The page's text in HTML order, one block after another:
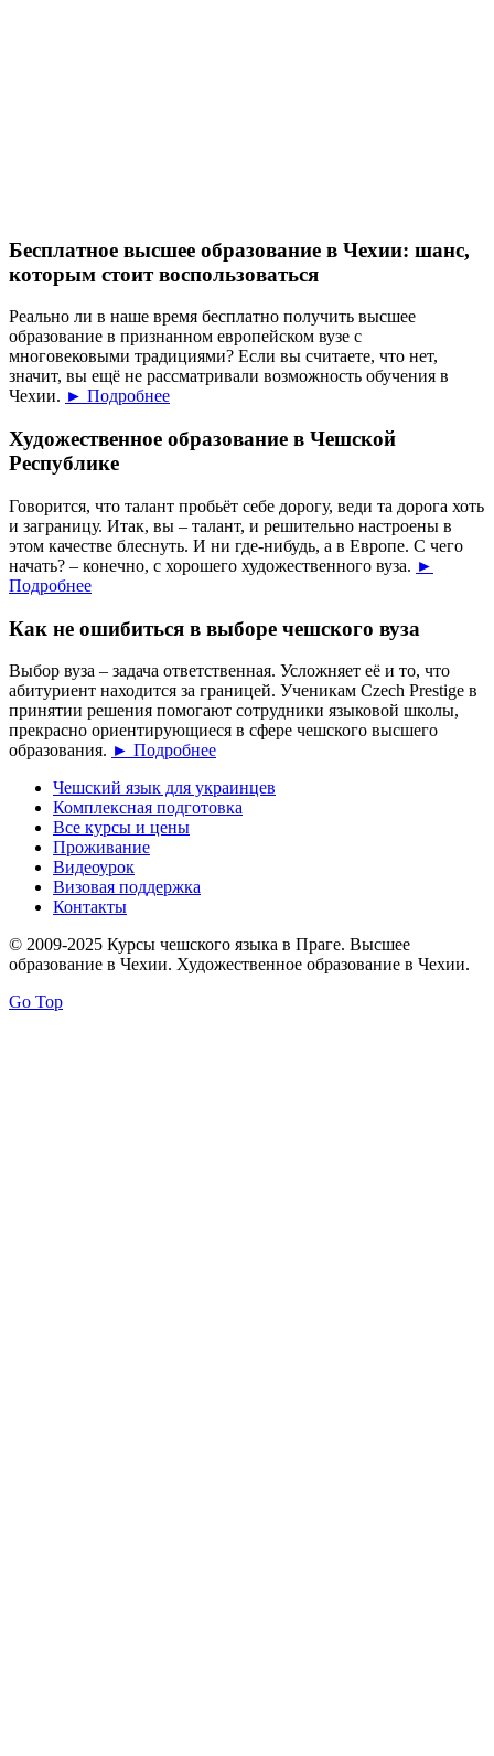
Бесплатное высшее образование в Чехии: шанс,
которым стоит воспользоваться
Реально ли в наше время бесплатно получить высшее
образование в признанном европейском вузе с
многовековыми традициями? Если вы считаете, что нет,
значит, вы ещё не рассматривали возможность обучения в
Чехии. ► Подробнее
Художественное образование в Чешской
Республике
Говорится, что талант пробьёт себе дорогу, веди та дорога хоть
и заграницу. Итак, вы – талант, и решительно настроены в
этом качестве блеснуть. И ни где-нибудь, а в Европе. С чего
начать? – конечно, с хорошего художественного вуза. ►
Подробнее
Как не ошибиться в выборе чешского вуза
Выбор вуза – задача ответственная. Усложняет её и то, что
абитуриент находится за границей. Ученикам Czech Prestige в
принятии решения помогают сотрудники языковой школы,
прекрасно ориентирующиеся в сфере чешского высшего
образования. ► Подробнее
Чешский язык для украинцев
Комплексная подготовка
Все курсы и цены
Проживание
Видеоурок
Визовая поддержка
Контакты
© 2009-2025 Курсы чешского языка в Праге. Высшее
образование в Чехии. Художественное образование в Чехии.
Go Top